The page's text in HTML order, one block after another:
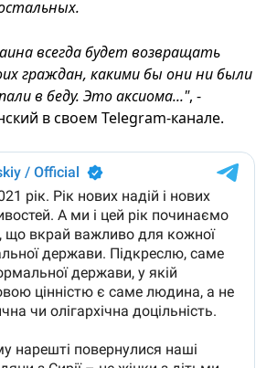
всегда будет возвращать
граждан, какими бы они ни были
в беду. Это аксиома...", -
в своем Telegram-канале.